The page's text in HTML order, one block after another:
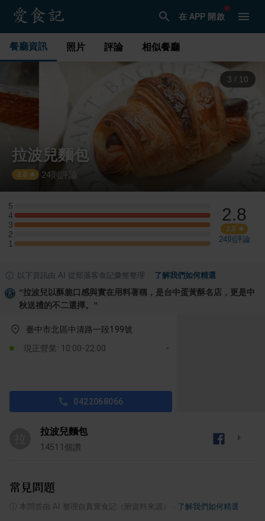
在 APP 開啟
餐廳資訊 照片 評論 相似餐廳
3 / 10
拉波兒麵包
2.8 ·24則評論
5
5 星：0 則評論
4
4 星：1 則評論
3
3 星：1 則評論
2
2 星：0 則評論
1
1 星：1 則評論
2.8
2.8
24則評論
以下資訊由 AI 從部落客食記彙整整理 了解我們如何精選
“拉波兒以酥脆口感與實在用料著稱，是台中蛋黃酥名店，更是中
秋送禮的不二選擇。 ”
臺中市北區中清路一段199號
現正營業: 10:00-22:00
0422068066
拉波兒麵包
14511 個讚
常見問題
本問答由 AI 整理自真實食記（附資料來源） 了解我們如何精選